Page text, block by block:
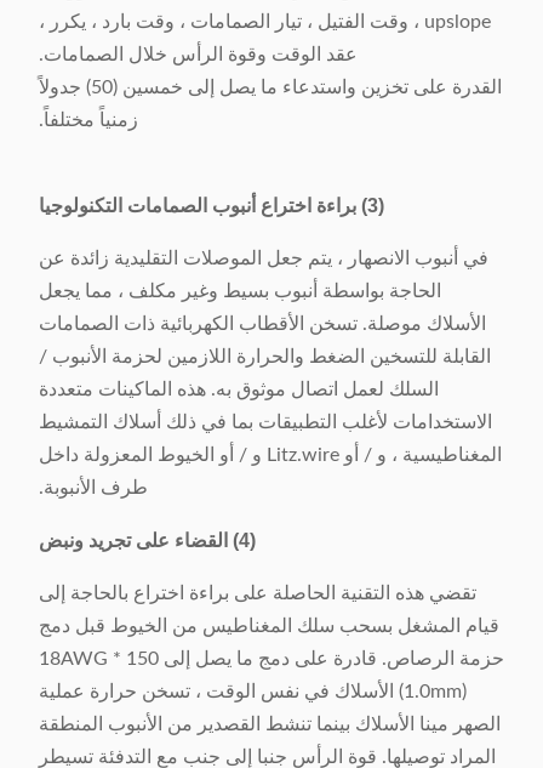
upslope ، وقت الفتيل ، تيار الصمامات ، وقت بارد ، يكرر ،
عقد الوقت وقوة الرأس خلال الصمامات.
القدرة على تخزين واستدعاء ما يصل إلى خمسين (50) جدولاً
زمنياً مختلفاً.
(3) براءة اختراع أنبوب الصمامات التكنولوجيا
في أنبوب الانصهار ، يتم جعل الموصلات التقليدية زائدة عن
الحاجة بواسطة أنبوب بسيط وغير مكلف ، مما يجعل
الأسلاك موصلة. تسخن الأقطاب الكهربائية ذات الصمامات
القابلة للتسخين الضغط والحرارة اللازمين لحزمة الأنبوب /
السلك لعمل اتصال موثوق به. هذه الماكينات متعددة
الاستخدامات لأغلب التطبيقات بما في ذلك أسلاك التمشيط
المغناطيسية ، و / أو Litz.wire و / أو الخيوط المعزولة داخل
طرف الأنبوبة.
(4) القضاء على تجريد ونبض
تقضي هذه التقنية الحاصلة على براءة اختراع بالحاجة إلى
قيام المشغل بسحب سلك المغناطيس من الخيوط قبل دمج
حزمة الرصاص. قادرة على دمج ما يصل إلى 150 * 18AWG
(1.0mm) الأسلاك في نفس الوقت ، تسخن حرارة عملية
الصهر مينا الأسلاك بينما تنشط القصدير من الأنبوب المنطقة
المراد توصيلها. قوة الرأس جنبا إلى جنب مع التدفئة تسيطر